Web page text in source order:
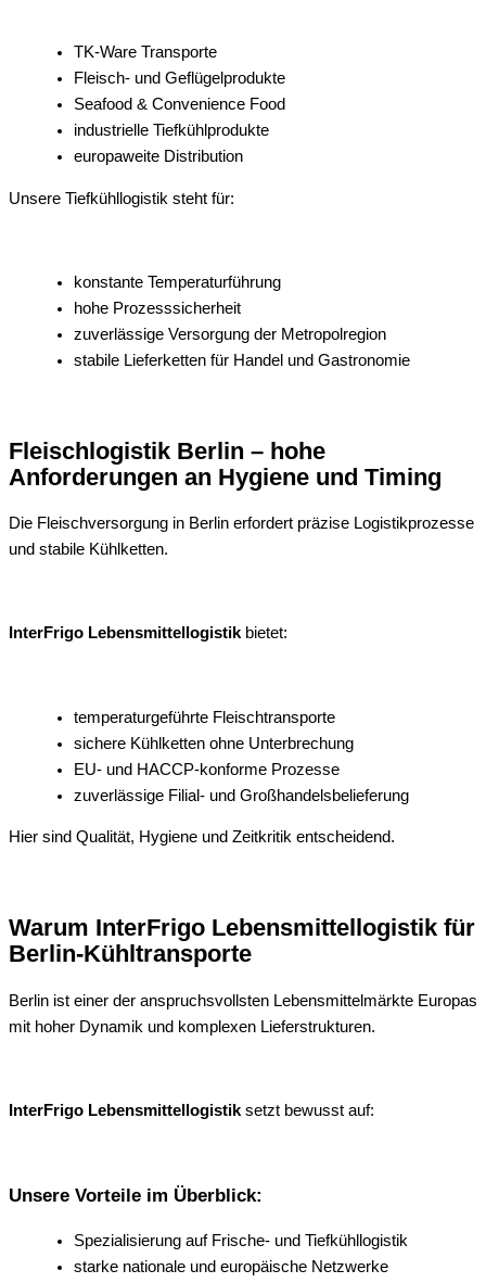
TK-Ware Transporte
Fleisch- und Geflügelprodukte
Seafood & Convenience Food
industrielle Tiefkühlprodukte
europaweite Distribution
Unsere Tiefkühllogistik steht für:
konstante Temperaturführung
hohe Prozesssicherheit
zuverlässige Versorgung der Metropolregion
stabile Lieferketten für Handel und Gastronomie
Fleischlogistik Berlin – hohe
Anforderungen an Hygiene und Timing
Die Fleischversorgung in Berlin erfordert präzise Logistikprozesse
und stabile Kühlketten.
InterFrigo Lebensmittellogistikbietet:
temperaturgeführte Fleischtransporte
sichere Kühlketten ohne Unterbrechung
EU- und HACCP-konforme Prozesse
zuverlässige Filial- und Großhandelsbelieferung
Hier sind Qualität, Hygiene und Zeitkritik entscheidend.
Warum InterFrigo Lebensmittellogistik für
Berlin-Kühltransporte
Berlin ist einer der anspruchsvollsten Lebensmittelmärkte Europas
mit hoher Dynamik und komplexen Lieferstrukturen.
InterFrigo Lebensmittellogistik setzt bewusst auf:
Unsere Vorteile im Überblick:
Spezialisierung auf Frische- und Tiefkühllogistik
starke nationale und europäische Netzwerke